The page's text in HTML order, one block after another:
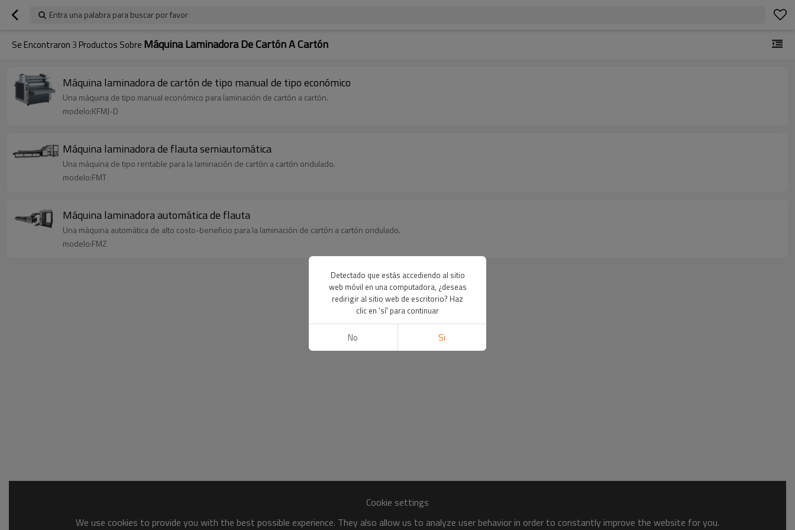
Entra una palabra para buscar por favor
Se Encontraron3 Productos Sobre Máquina Laminadora De Cartón A Cartón
Máquina laminadora de cartón de tipo manual de tipo económico
Una máquina de tipo manual económico para laminación de cartón a cartón.
modelo:KFMJ-D
Máquina laminadora de flauta semiautomática
Una máquina de tipo rentable para la laminación de cartón a cartón ondulado.
modelo:FMT
Máquina laminadora automática de flauta
Una máquina automática de alto costo-beneficio para la laminación de cartón a cartón ondulado.
modelo:FMZ
Cookie settings
We use cookies to provide you with the best possible experience. They also allow us to analyze user behavior in order to constantly improve the website for you.
Detectado que estás accediendo al sitio
web móvil en una computadora, ¿deseas
redirigir al sitio web de escritorio? Haz
clic en 'sí' para continuar
No Si